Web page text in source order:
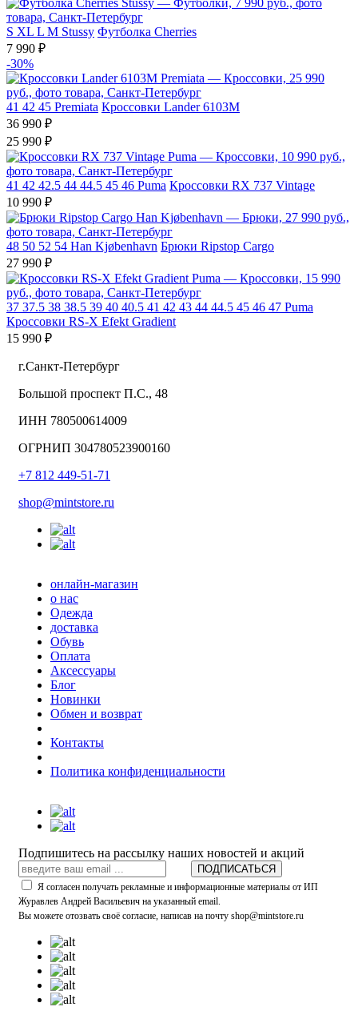
S XL L M Stussy Футболка Cherries
7 990 ₽
-30%
41 42 45 Premiata Кроссовки Lander 6103M
36 990 ₽
25 990 ₽
41 42 42.5 44 44.5 45 46 Puma Кроссовки RX 737 Vintage
10 990 ₽
48 50 52 54 Han Kjøbenhavn Брюки Ripstop Cargo
27 990 ₽
37 37.5 38 38.5 39 40 40.5 41 42 43 44 44.5 45 46 47 Puma
Кроссовки RS-X Efekt Gradient
15 990 ₽
г.Санкт-Петербург
Большой проспект П.С., 48
ИНН 780500614009
ОГРНИП 304780523900160
+7 812 449-51-71
shop@mintstore.ru
онлайн-магазин
о нас
Одежда
доставка
Обувь
Оплата
Аксессуары
Блог
Новинки
Обмен и возврат
Контакты
Политика конфиденциальности
Подпишитесь на рассылку наших новостей и акций
ПОДПИСАТЬСЯ
Я согласен получать рекламные и информационные материалы от ИП
Журавлев Андрей Васильевич на указанный email.
Вы можете отозвать своё согласие, написав на почту shop@mintstore.ru